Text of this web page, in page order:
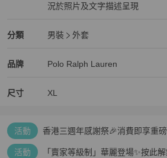
況於照片及文字描述呈現
分類
Polo Ralph Lauren男裝
男裝
外套
品牌
Polo Ralph Lauren精品 男裝品牌介紹
Polo Ralph Lauren
Polo Ralph Lauren推薦清單
尺寸 XL
活動
香港三週年感謝祭🎉消費即享重
活動 「賣家等級制」華麗登場✨按此解